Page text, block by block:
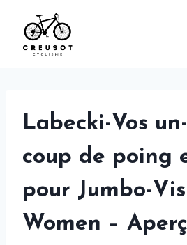
content
Labecki-Vos
coup de poing
pour Jumbo-
Women –